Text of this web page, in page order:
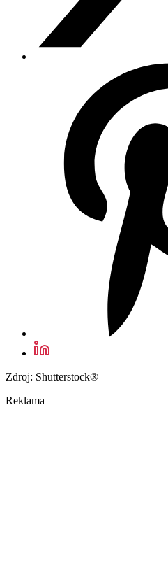
Zdroj: Shutterstock®
Reklama